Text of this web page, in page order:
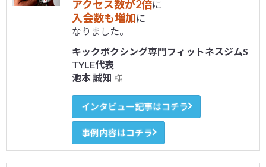
アクセス数が2倍に
入会数も増加に
なりました。
キックボクシング専門フィットネスジムS
TYLE代表
池本 誠知 様
インタビュー記事はコチラ
事例内容はコチラ